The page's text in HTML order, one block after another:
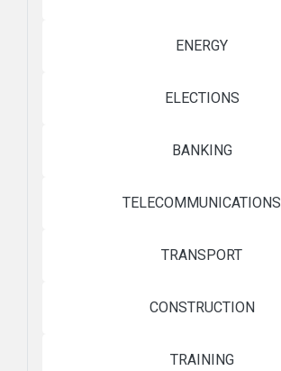
ENERGY
ELECTIONS
BANKING
TELECOMMUNICATIONS
TRANSPORT
CONSTRUCTION
TRAINING